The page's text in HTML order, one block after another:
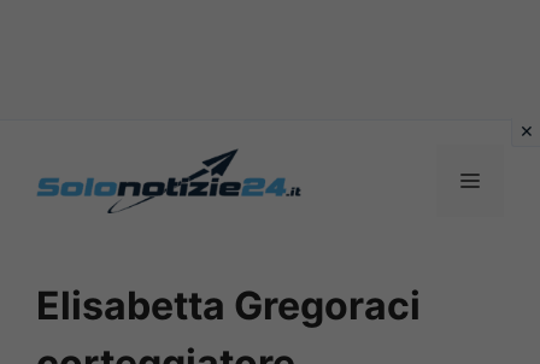
MENU
Elisabetta Gregoraci